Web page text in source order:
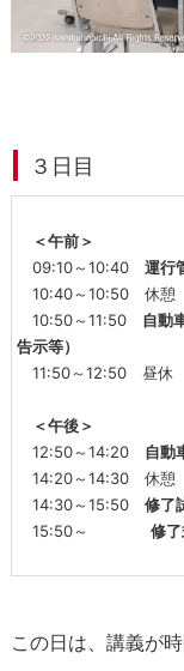
３日目
＜午前＞
09:10～10:40 運行
10:40～10:50 休憩
10:50～11:50 自動
告示等）
11:50～12:50 昼休
＜午後＞
12:50～14:20 自動
14:20～14:30 休憩
14:30～15:50 修了
15:50～ 修
この日は、講義が